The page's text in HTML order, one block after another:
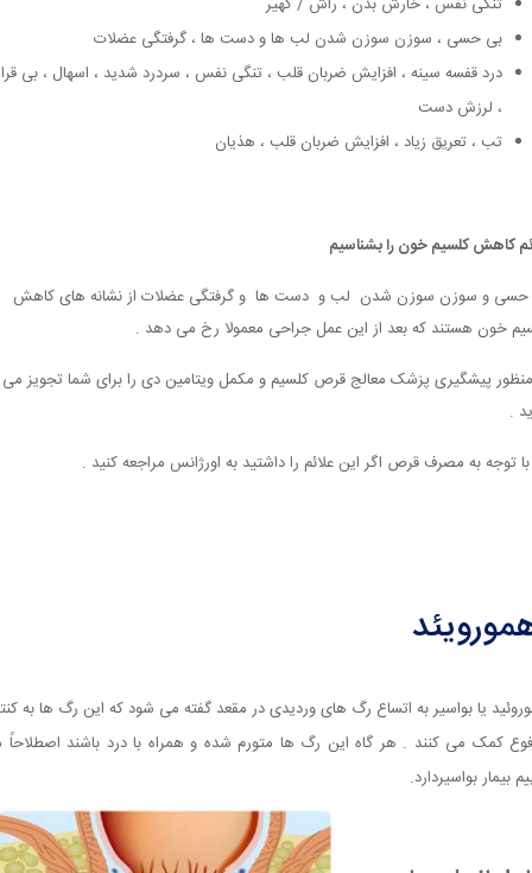
بی حسی ، سوزن سوزن شدن لب ها و دست ها ، گرفتگی عضلات
درد قفسه سینه ، افزایش ضربان قلب ، تنگی نفس ، سردرد شدید ، اسهال ، بی
، لرزش دست
تب ، تعریق زیاد ، افزایش ضربان قلب ، هذیان
کاهش کلسیم خون را بشناسیم
حسی و سوزن سوزن شدن لب و دست ها و گرفتگی عضلات از نشانه های کاهش
خون هستند که بعد از این عمل جراحی معمولا رخ می دهد .
پیشگیری پزشک معالج قرص کلسیم و مکمل ویتامین دی را برای شما تجویز می
.
با توجه به مصرف قرص اگر این علائم را داشتید به اورژانس مراجعه کنید .
یا بواسیر به اتساع رگ های وردیدی در مقعد گفته می شود که این رگ ها به
کمک می کنند . هر گاه این رگ ها متورم شده و همراه با درد باشند
بیمار بواسیردارد.